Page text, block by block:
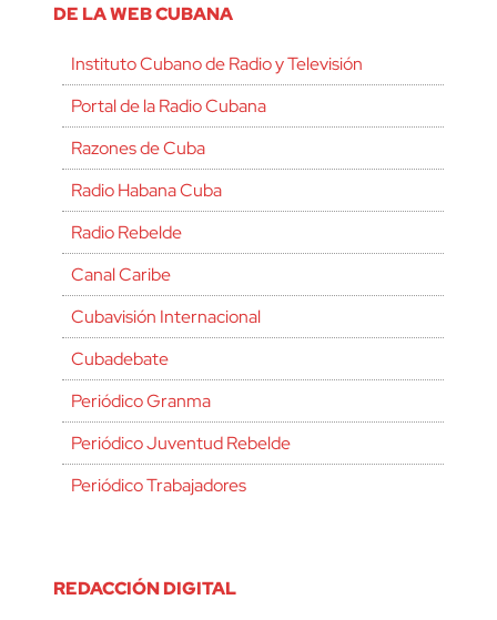
DE LA WEB CUBANA
Instituto Cubano de Radio y Televisión
Portal de la Radio Cubana
Razones de Cuba
Radio Habana Cuba
Radio Rebelde
Canal Caribe
Cubavisión Internacional
Cubadebate
Periódico Granma
Periódico Juventud Rebelde
Periódico Trabajadores
REDACCIÓN DIGITAL